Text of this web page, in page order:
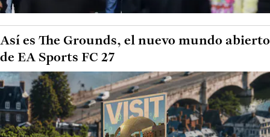
Así es The Grounds, el nuevo mundo abierto
de EA Sports FC 27